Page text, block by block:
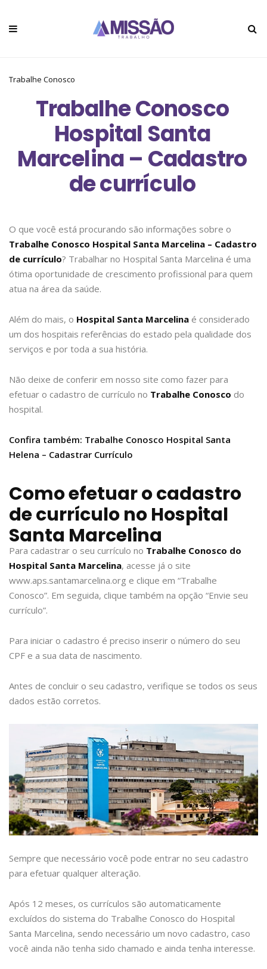
Trabalhe Conosco
Trabalhe Conosco
Hospital Santa
Marcelina – Cadastro
de currículo
O que você está procurando são informações sobre o
Trabalhe Conosco Hospital Santa Marcelina – Cadastro
de currículo? Trabalhar no Hospital Santa Marcelina é uma
ótima oportunidade de crescimento profissional para quem
atua na área da saúde.
Além do mais, o Hospital Santa Marcelina é considerado
um dos hospitais referências do estado pela qualidade dos
serviços e por toda a sua história.
Não deixe de conferir em nosso site como fazer para
efetuar o cadastro de currículo no Trabalhe Conosco do
hospital.
Confira também: Trabalhe Conosco Hospital Santa
Helena – Cadastrar Currículo
Como efetuar o cadastro
de currículo no Hospital
Santa Marcelina
Para cadastrar o seu currículo no Trabalhe Conosco do
Hospital Santa Marcelina, acesse já o site
www.aps.santamarcelina.org e clique em “Trabalhe
Conosco”. Em seguida, clique também na opção “Envie seu
currículo”.
Para iniciar o cadastro é preciso inserir o número do seu
CPF e a sua data de nascimento.
Antes de concluir o seu cadastro, verifique se todos os seus
dados estão corretos.
Sempre que necessário você pode entrar no seu cadastro
para efetuar qualquer alteração.
Após 12 meses, os currículos são automaticamente
excluídos do sistema do Trabalhe Conosco do Hospital
Santa Marcelina, sendo necessário um novo cadastro, caso
você ainda não tenha sido chamado e ainda tenha interesse.